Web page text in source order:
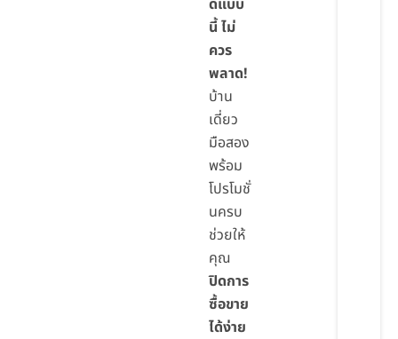
ดีแบบ
นี้ ไม่
ควร
พลาด!
บ้าน
เดี่ยว
มือสอง
พร้อม
โปรโมชั่
นครบ
ช่วยให้
คุณ
ปิดการ
ซื้อขาย
ได้ง่าย